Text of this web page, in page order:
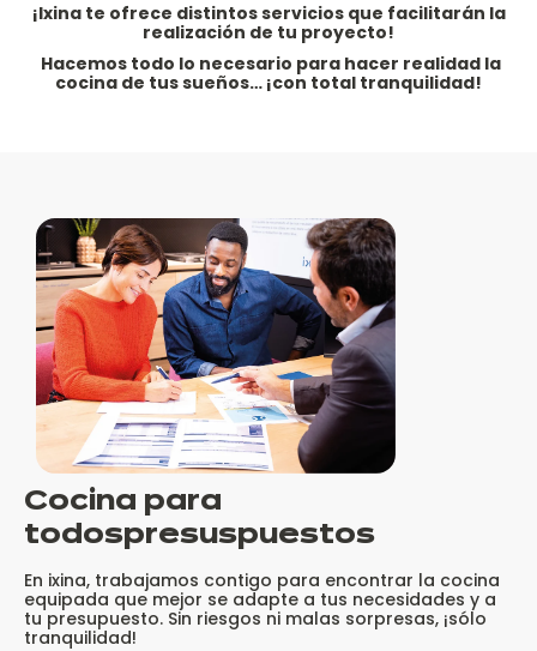
¡Ixina te ofrece distintos servicios que facilitarán la
realización de tu proyecto!
Hacemos todo lo necesario para hacer realidad la
cocina de tus sueños… ¡con total tranquilidad!
Cocina para
todospresuspuestos
En ixina, trabajamos contigo para encontrar la cocina
equipada que mejor se adapte a tus necesidades y a
tu presupuesto. Sin riesgos ni malas sorpresas, ¡sólo
tranquilidad!